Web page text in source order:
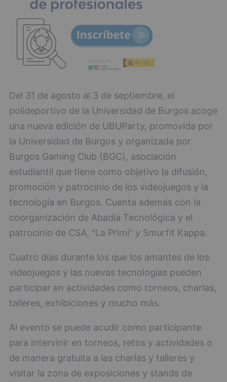
Del 31 de agosto al 3 de septiembre, el
polideportivo de la Universidad de Burgos acoge
una nueva edición de UBUParty, promovida por
la Universidad de Burgos y organizada por
Burgos Gaming Club (BGC), asociación
estudiantil que tiene como objetivo la difusión,
promoción y patrocinio de los videojuegos y la
tecnología en Burgos. Cuenta además con la
coorganización de Abadía Tecnológica y el
patrocinio de CSA, "La Primi" y Smurfit Kappa.
Cuatro días durante los que los amantes de los
videojuegos y las nuevas tecnologías pueden
participar en actividades como torneos, charlas,
talleres, exhibiciones y mucho más.
Al evento se puede acudir como participante
para intervinir en torneos, retos y actividades o
de manera gratuita a las charlas y talleres y
visitar la zona de exposiciones y stands de